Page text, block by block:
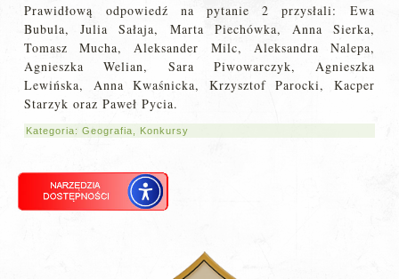
Prawidłową odpowiedź na pytanie 2 przysłali: Ewa
Bubula, Julia Sałaja, Marta Piechówka, Anna Sierka,
Tomasz Mucha, Aleksander Milc, Aleksandra Nalepa,
Agnieszka Welian, Sara Piwowarczyk, Agnieszka
Lewińska, Anna Kwaśnicka, Krzysztof Parocki, Kacper
Starzyk oraz Paweł Pycia.
Kategoria:Geografia Konkursy